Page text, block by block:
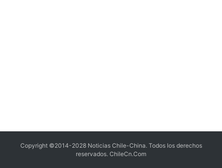
Copyright ©2014-2028 Noticias Chile-China. Todos los derechos
reservados. ChileCn.Com